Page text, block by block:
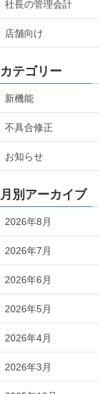
社長の管理会計
店舗向け
カテゴリー
新機能
不具合修正
お知らせ
月別アーカイブ
2026年8月
2026年7月
2026年6月
2026年5月
2026年4月
2026年3月